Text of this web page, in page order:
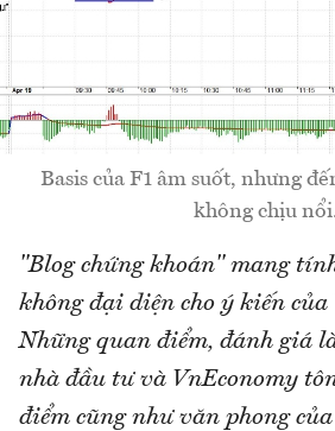
Basis của F1 âm suốt, nhưng
không chịu
"Blog chứng khoán" mang
không đại diện cho ý kiến của
Những quan điểm, đánh giá
nhà đầu tư và VnEconomy
điểm cũng như văn phong